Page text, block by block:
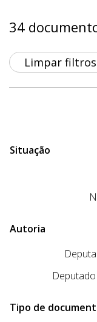
34
Limpar filtros
Situação
Autoria
Tipo de